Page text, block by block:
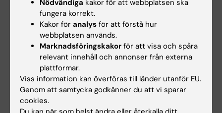
och organisationspsykologi.
Forskningsområden:
Tillämpad psykologi
Är du Emil Lager?
Redigera din profil
Nödvändiga kakor för att webbplatsen ska
fungera korrekt.
Kakor för analys för att förstå hur
webbplatsen används.
Marknadsföringskakor för att visa och spåra
relevant innehåll och annonser från externa
plattformar.
Viss information kan överföras till länder utanför EU.
Genom att samtycka godkänner du att vi sparar
cookies.